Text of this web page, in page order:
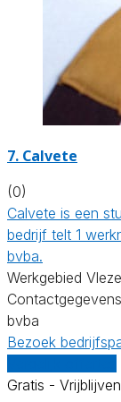
7. Calvete
(0)
Calvete is een
bedrijf telt 1
bvba.
Werkgebied
Contactgegevens
bvba
Bezoek
Gratis -